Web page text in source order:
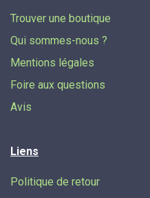
Trouver une boutique
Qui sommes-nous ?
Mentions légales
Foire aux questions
Avis
Liens
Politique de retour